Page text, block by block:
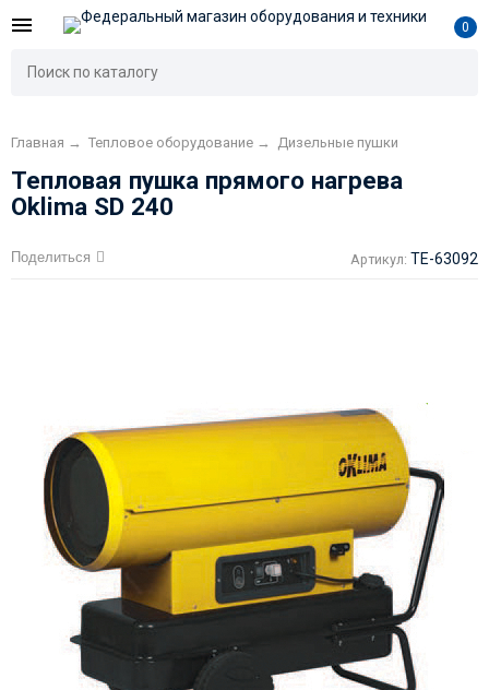
0
Главная → Тепловое оборудование → Дизельные пушки
Тепловая пушка прямого нагрева
Oklima SD 240
Поделиться Артикул: TE-63092